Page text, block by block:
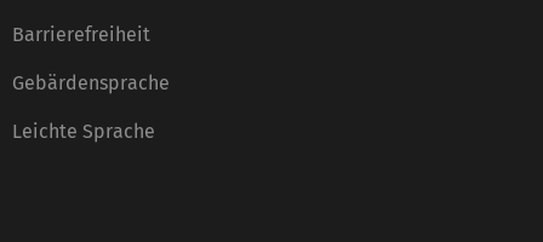
Barrierefreiheit
Gebärdensprache
Leichte Sprache